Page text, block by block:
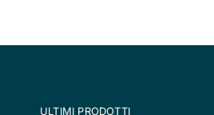
ULTIMI PRODOTTI